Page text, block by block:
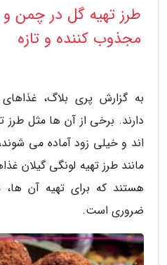
طرز تهیه گل در چمن
مجذوب کننده و تازه
به گزارش پری بلاگ، غذاهای
دارند. برخی از آن ها مثل
اند و خیلی زود آماده می
مانند طرز تهیه لونگی گیلان
هستند که برای تهیه آن
ضروری است.